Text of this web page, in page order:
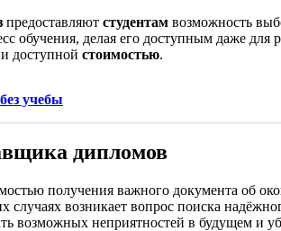
предоставляют студентам возможность
обучения, делая его доступным даже для
доступной стоимостью.
учебы
дипломов
получения важного документа об
случаях возникает вопрос поиска
возможных неприятностей в будущем и